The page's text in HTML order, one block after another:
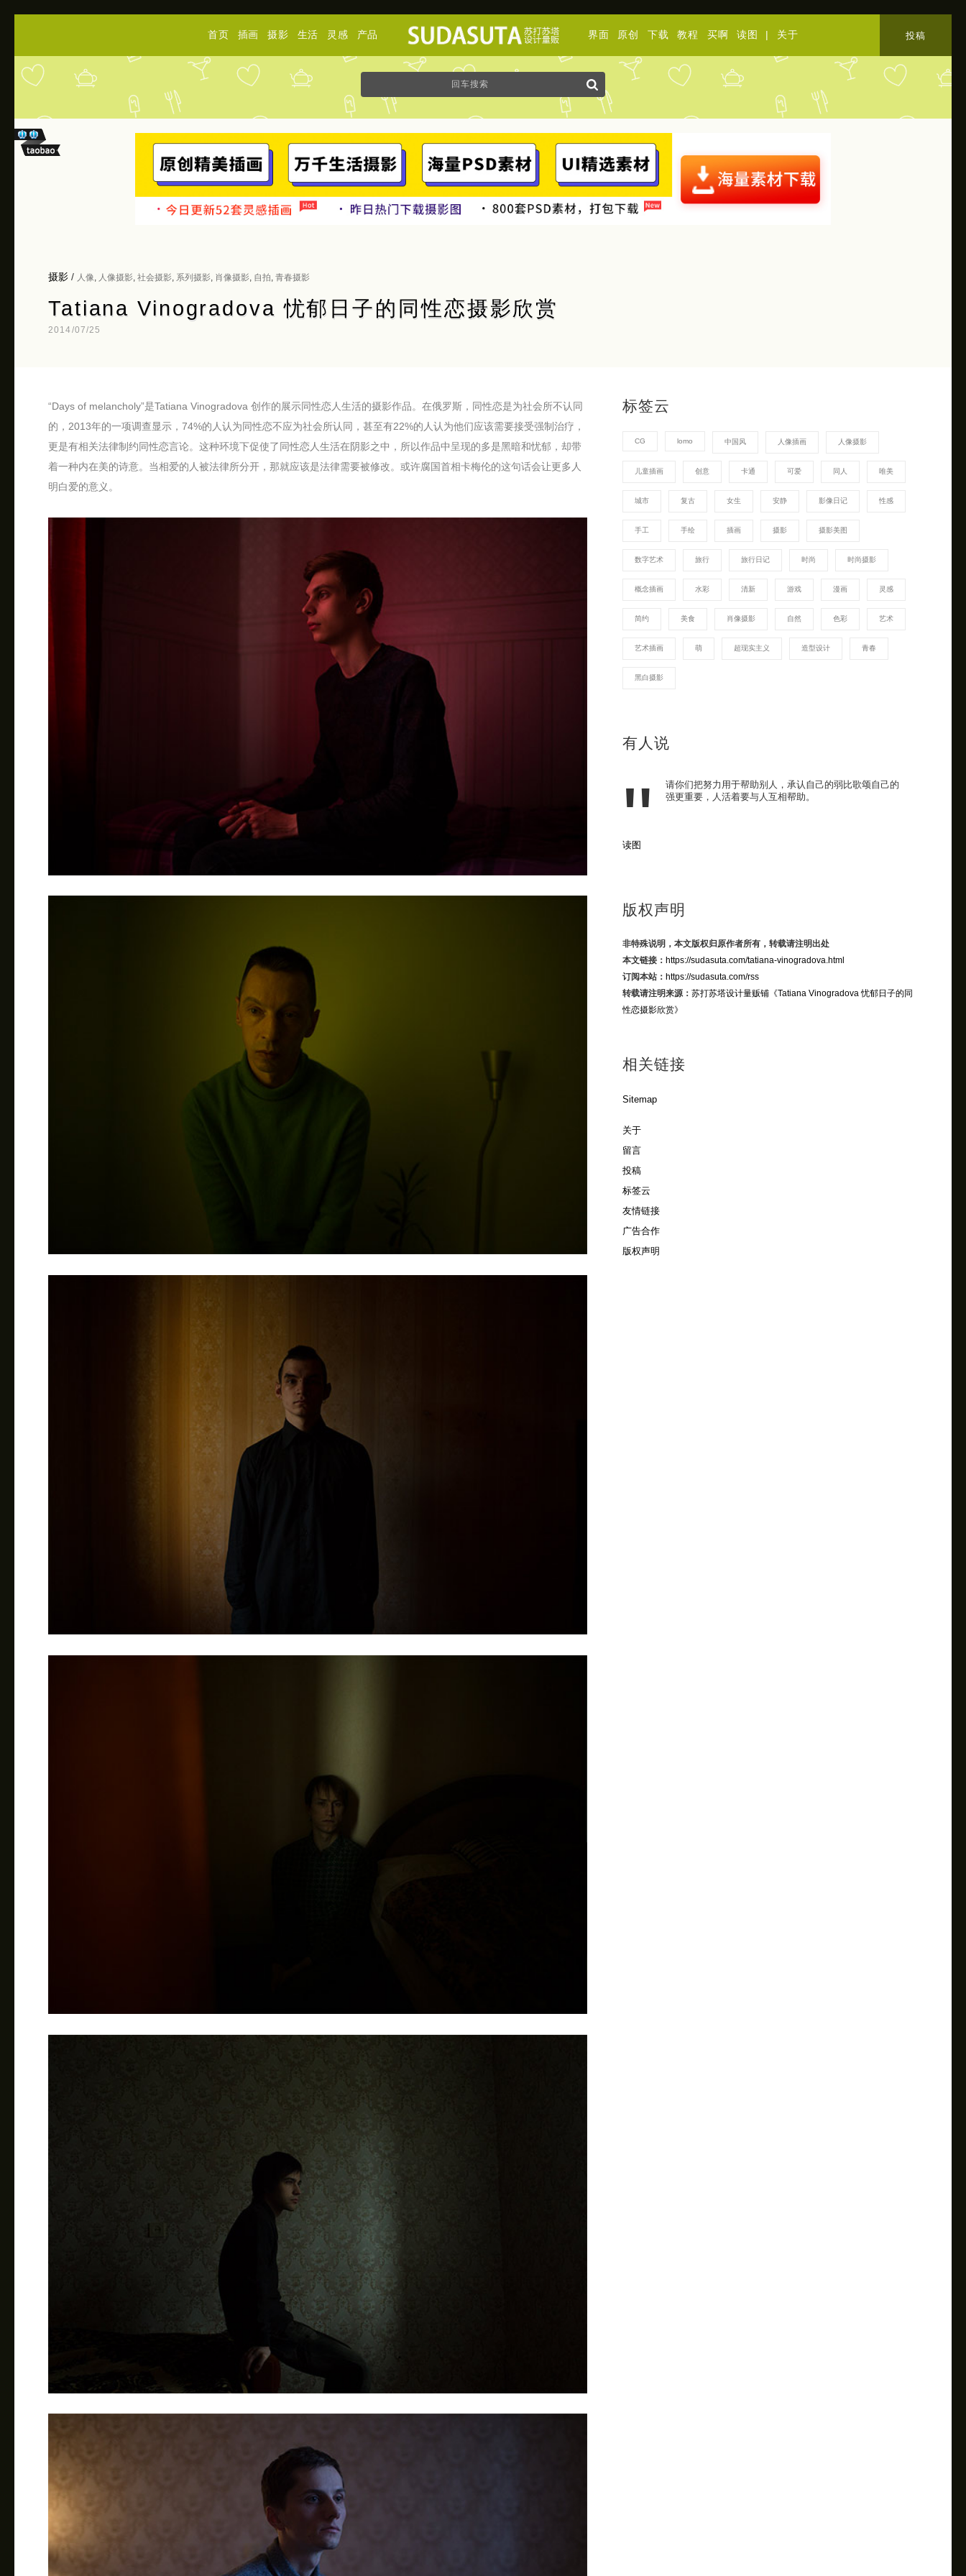
首页 插画 摄影 生活 灵感 产品 界面 原创 下载 教程 买啊 读图 | 关于 投稿
摄影 / 人像 人像摄影 社会摄影 系列摄影 肖像摄影 自拍 青春摄影
Tatiana Vinogradova 忧郁日子的同性恋摄影欣赏
2014/07/25
“Days of melancholy”是Tatiana Vinogradova 创作的展示同性恋人生活的摄影作品。在俄罗斯，同性恋是为社会所不认同
的，2013年的一项调查显示，74%的人认为同性恋不应为社会所认同，甚至有22%的人认为他们应该需要接受强制治疗，
更是有相关法律制约同性恋言论。这种环境下促使了同性恋人生活在阴影之中，所以作品中呈现的多是黑暗和忧郁，却带
着一种内在美的诗意。当相爱的人被法律所分开，那就应该是法律需要被修改。或许腐国首相卡梅伦的这句话会让更多人
明白爱的意义。
标签云
CG lomo 中国风 人像插画 人像摄影
儿童插画 创意 卡通 可爱 同人 唯美
城市 复古 女生 安静 影像日记 性感
手工 手绘 插画 摄影 摄影美图
数字艺术 旅行 旅行日记 时尚 时尚摄影
概念插画 水彩 清新 游戏 漫画 灵感
简约 美食 肖像摄影 自然 色彩 艺术
艺术插画 萌 超现实主义 造型设计 青春
黑白摄影
有人说
请你们把努力用于帮助别人，承认自己的弱比歌颂自己的
强更重要，人活着要与人互相帮助。
读图
版权声明
非特殊说明，本文版权归原作者所有，转载请注明出处
本文链接： https://sudasuta.com/tatiana-vinogradova.html
订阅本站： https://sudasuta.com/rss
转载请注明来源： 苏打苏塔设计量贩铺《Tatiana Vinogradova 忧郁日子的同
性恋摄影欣赏》
相关链接
Sitemap
关于
留言
投稿
标签云
友情链接
广告合作
版权声明